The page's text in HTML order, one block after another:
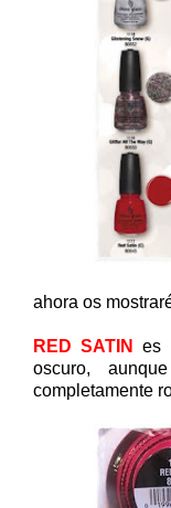
ahora os
RED SATIN
es
oscuro,
completamente